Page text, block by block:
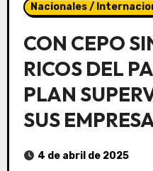
Nacionales /
CON CEPO
RICOS DEL
PLAN
SUS
4 de abril de 2025